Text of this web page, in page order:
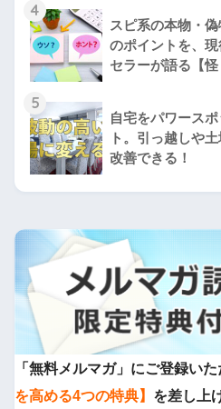
4
スピ系の本物・
のポイントを、
セラーが語る【怪
5
自宅をパワース
ト。引っ越しや
改善できる！
「無料メルマガ」にご登録い
を高める4つの特典】 を差し上